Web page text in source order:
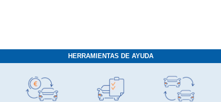
HERRAMIENTAS DE AYUDA